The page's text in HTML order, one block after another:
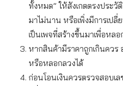
ทั้งหมด” ให้สังเกตตรงประ
มาไม่นาน หรือเพิ่งมีการเปลี่
เป็นเพจที่สร้างขึ้นมาเพื่อหลอ
หากสินค้ามีราคาถูกเกินควร
หรือหลอกลวงได้
ก่อนโอนเงินควรตรวจสอบเ